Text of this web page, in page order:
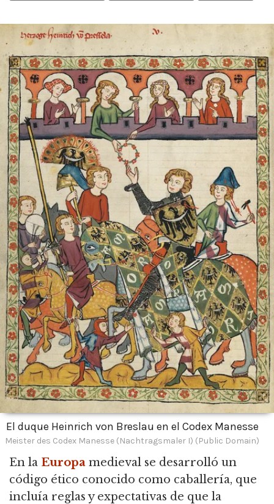
El duque Heinrich von Breslau en el Codex Manesse
Meister des Codex Manesse (Nachtragsmaler I) (Public Domain)
En la Europa medieval se desarrolló un
código ético conocido como caballería, que
incluía reglas y expectativas de que la